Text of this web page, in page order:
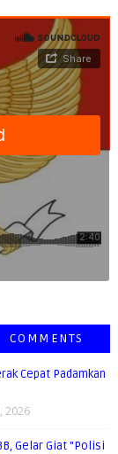
COMMENTS
Cepat Padamkan
2026
Gelar Giat "Polisi